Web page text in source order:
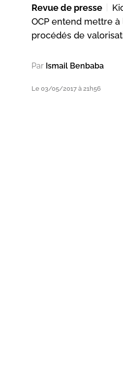
Revue de presse
OCP entend mettre
procédés de
Par Ismail Benbaba
Le 03/05/2017 à 21h56